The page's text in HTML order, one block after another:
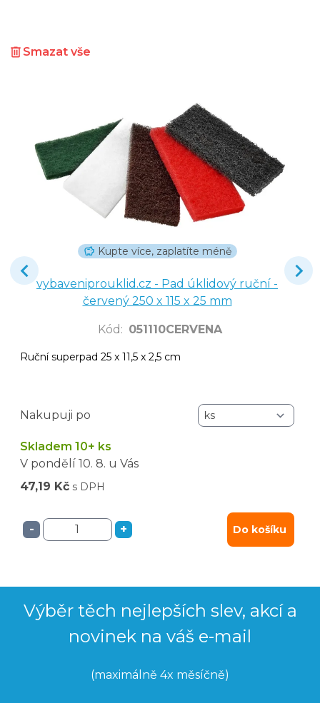
Smazat vše
Kupte více, zaplatíte méně
vybaveniprouklid.cz - Pad úklidový ruční -
červený 250 x 115 x 25 mm
Kód : 051110CERVENA
Ruční superpad 25 x 11,5 x 2,5 cm
Nakupuji po
Skladem 10+ ks
V pondělí 10. 8. u Vás
47,19 Kč s DPH
- + Do košíku
Výběr těch nejlepších slev, akcí a
novinek na váš e-mail
(maximálně 4x měsíčně)